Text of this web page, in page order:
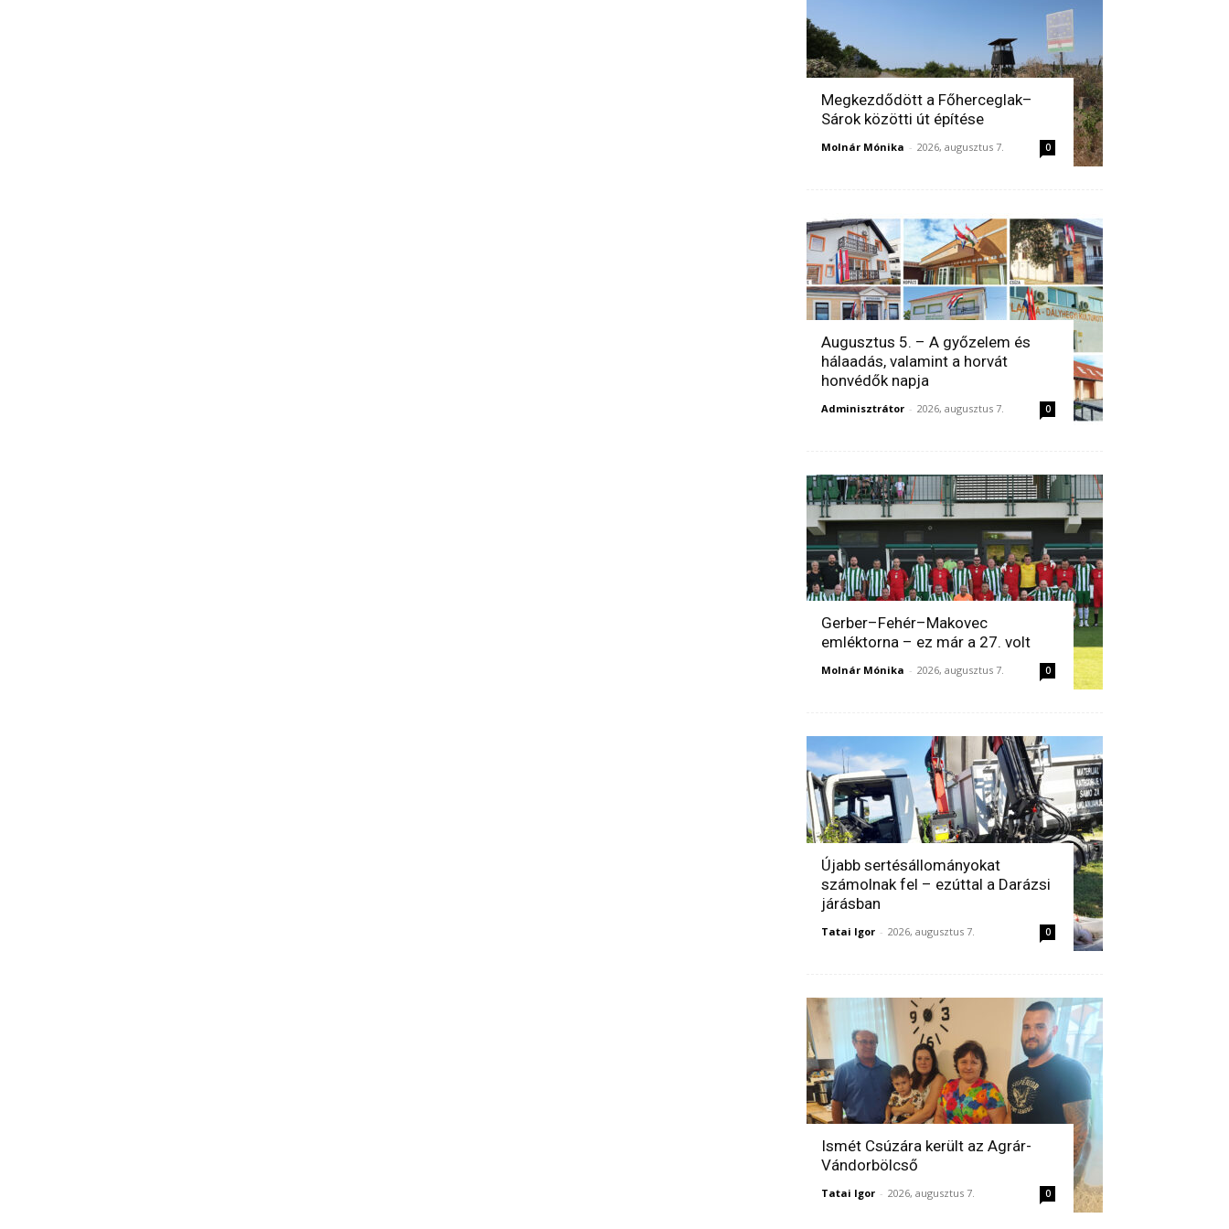
Megkezdődött a Főherceglak–
Sárok közötti út építése
Molnár Mónika - 2026, augusztus 7. 0
Augusztus 5. – A győzelem és
hálaadás, valamint a horvát
honvédők napja
Adminisztrátor - 2026, augusztus 7. 0
Gerber–Fehér–Makovec
emléktorna – ez már a 27. volt
Molnár Mónika - 2026, augusztus 7. 0
Újabb sertésállományokat
számolnak fel – ezúttal a Darázsi
járásban
Tatai Igor - 2026, augusztus 7. 0
Ismét Csúzára került az Agrár-
Vándorbölcső
Tatai Igor - 2026, augusztus 7. 0